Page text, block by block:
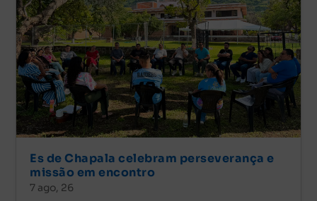
Es de Chapala celebram perseverança e
missão em encontro
7 ago, 26